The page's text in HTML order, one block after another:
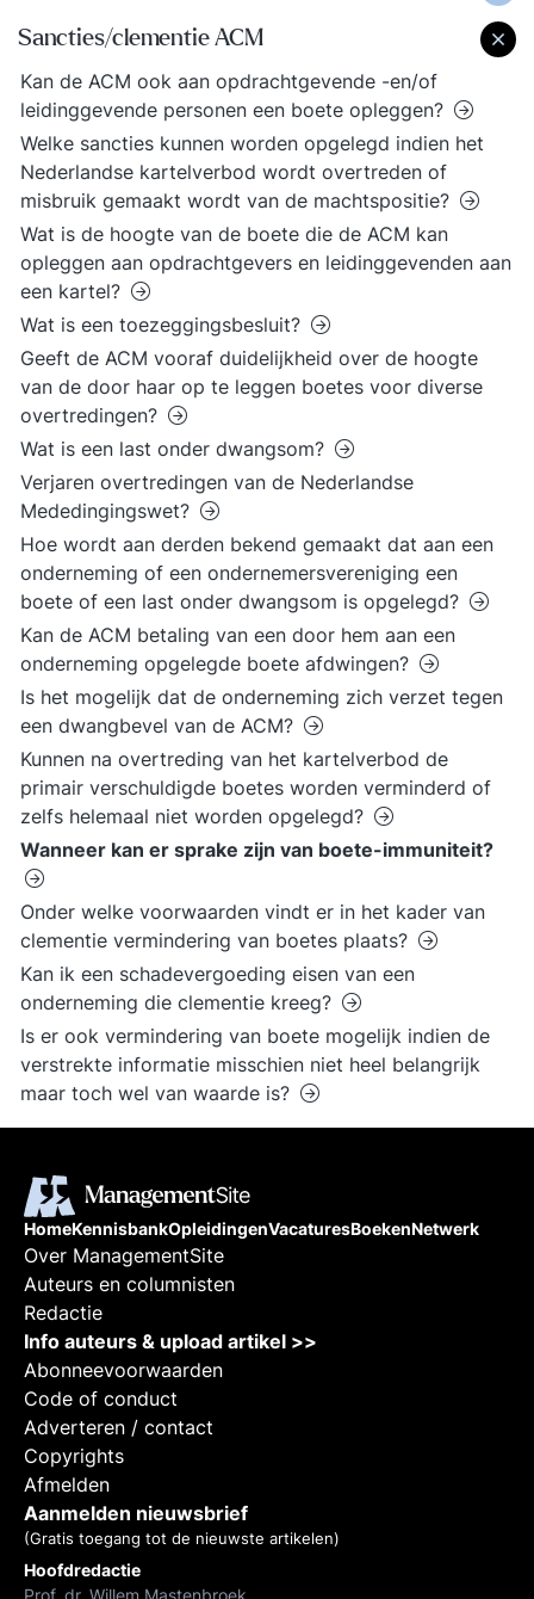
Sancties/clementie ACM
Kan de ACM ook aan opdrachtgevende -en/of
leidinggevende personen een boete opleggen?
Welke sancties kunnen worden opgelegd indien het
Nederlandse kartelverbod wordt overtreden of
misbruik gemaakt wordt van de machtspositie?
Wat is de hoogte van de boete die de ACM kan
opleggen aan opdrachtgevers en leidinggevenden aan
een kartel?
Wat is een toezeggingsbesluit?
Geeft de ACM vooraf duidelijkheid over de hoogte
van de door haar op te leggen boetes voor diverse
overtredingen?
Wat is een last onder dwangsom?
Verjaren overtredingen van de Nederlandse
Mededingingswet?
Hoe wordt aan derden bekend gemaakt dat aan een
onderneming of een ondernemersvereniging een
boete of een last onder dwangsom is opgelegd?
Kan de ACM betaling van een door hem aan een
onderneming opgelegde boete afdwingen?
Is het mogelijk dat de onderneming zich verzet tegen
een dwangbevel van de ACM?
Kunnen na overtreding van het kartelverbod de
primair verschuldigde boetes worden verminderd of
zelfs helemaal niet worden opgelegd?
Wanneer kan er sprake zijn van boete-immuniteit?
Onder welke voorwaarden vindt er in het kader van
clementie vermindering van boetes plaats?
Kan ik een schadevergoeding eisen van een
onderneming die clementie kreeg?
Is er ook vermindering van boete mogelijk indien de
verstrekte informatie misschien niet heel belangrijk
maar toch wel van waarde is?
HomeKennisbankOpleidingenVacaturesBoekenNetwerk
Over ManagementSite
Auteurs en columnisten
Redactie
Info auteurs & upload artikel >>
Abonneevoorwaarden
Code of conduct
Adverteren / contact
Copyrights
Afmelden
Aanmelden nieuwsbrief
(Gratis toegang tot de nieuwste artikelen)
Hoofdredactie